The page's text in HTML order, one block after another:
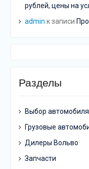
рублей, цены на
admin к записи
Разделы
Выбор автомобиля
Грузовые
Дилеры Вольво
Запчасти